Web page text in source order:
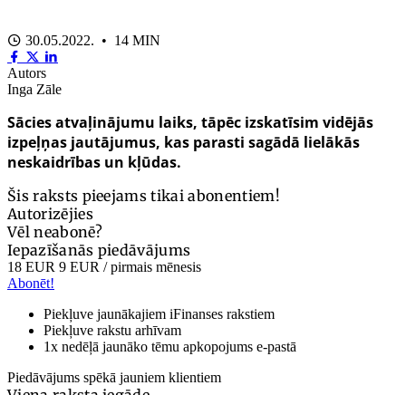
30.05.2022. • 14 MIN
Autors
Inga Zāle
Sācies atvaļinājumu laiks, tāpēc izskatīsim vidējās
izpeļņas jautājumus, kas parasti sagādā lielākās
neskaidrības un kļūdas.
Šis raksts pieejams tikai abonentiem!
Autorizējies
Vēl neabonē?
Iepazīšanās piedāvājums
18 EUR 9 EUR / pirmais mēnesis
Abonēt!
Piekļuve jaunākajiem iFinanses rakstiem
Piekļuve rakstu arhīvam
1x nedēļā jaunāko tēmu apkopojums e-pastā
Piedāvājums spēkā jauniem klientiem